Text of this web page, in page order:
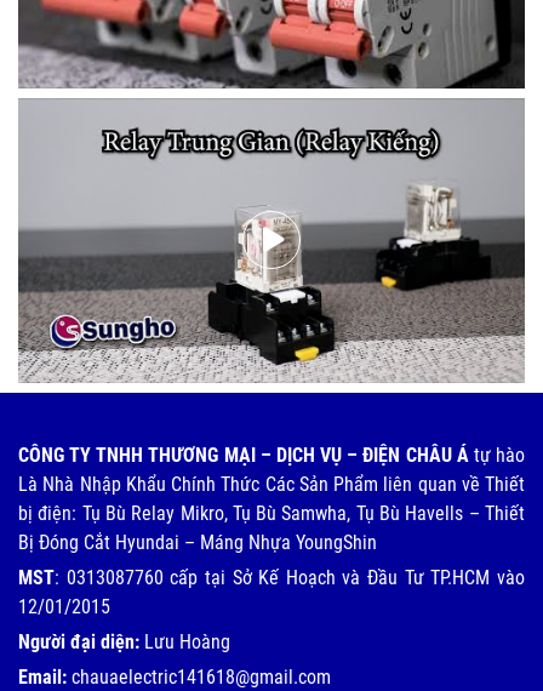
CÔNG TY TNHH THƯƠNG MẠI – DỊCH VỤ – ĐIỆN CHÂU Átự hào
Là Nhà Nhập Khẩu Chính Thức Các Sản Phẩm liên quan về Thiết
bị điện: Tụ Bù Relay Mikro, Tụ Bù Samwha, Tụ Bù Havells – Thiết
Bị Đóng Cắt Hyundai – Máng Nhựa YoungShin
MST: 0313087760 cấp tại Sở Kế Hoạch và Đầu Tư TP.HCM vào
12/01/2015
Người đại diện: Lưu Hoàng
Email: chauaelectric141618@gmail.com